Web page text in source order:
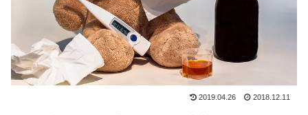
2019.04.26 2018.12.11